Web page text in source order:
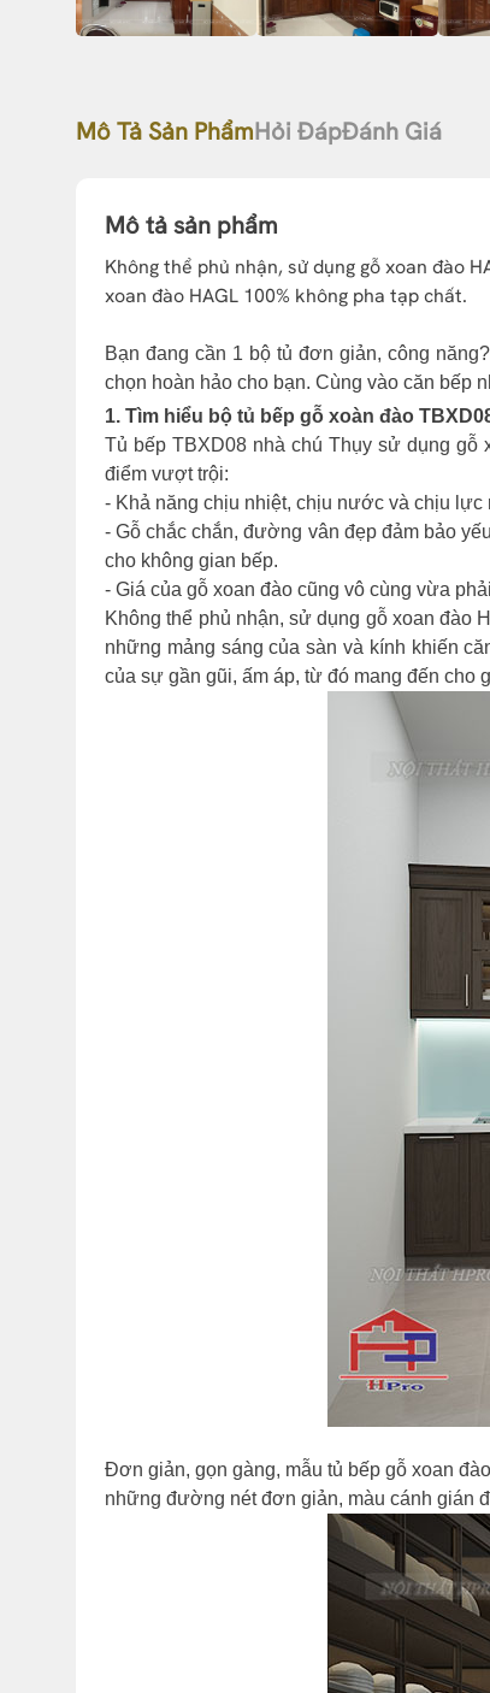
Mô Tả Sản PhẩmHỏi ĐápĐánh Giá
Mô tả sản phẩm
Không thể phủ nhận, sử dụng gỗ xoan đào
xoan đào HAGL 100% không pha tạp chất.
Bạn đang cần 1 bộ tủ đơn giản, công
chọn hoàn hảo cho bạn. Cùng vào căn bếp
1. Tìm hiểu bộ tủ bếp gỗ xoàn đào
Tủ bếp TBXD08 nhà chú Thụy sử dụng
điểm vượt trội:
- Khả năng chịu nhiệt, chịu nước và chịu lực
- Gỗ chắc chắn, đường vân đẹp đảm bảo
cho không gian bếp.
- Giá của gỗ xoan đào cũng vô cùng vừa
Không thể phủ nhận, sử dụng gỗ xoan đào
những mảng sáng của sàn và kính khiến
của sự gần gũi, ấm áp, từ đó mang đến cho
Đơn giản, gọn gàng, mẫu tủ bếp gỗ xoan
những đường nét đơn giản, màu cánh gián